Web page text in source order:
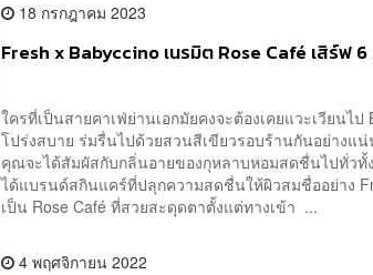
18 กรกฎาคม 2023
Fresh x Babyccino เนรมิต Rose Café เสิร์ฟ
ใครที่เป็นสายคาเฟ่ย่านเอกมัยคงจะต้องเคยแวะเวียนไป
โปร่งสบาย ร่มรื่นไปด้วยสวนสีเขียวรอบร้านกันอย่างแ
คุณจะได้สัมผัสกับกลิ่นอายของกุหลาบหอมสดชื่นไปทั่วทั้ง
ได้แบรนด์สกินแคร์ที่ปลุกความสดชื่นให้ผิวสมชื่ออย่าง
เป็น Rose Café ที่สวยสะดุดตาตั้งแต่ทางเข้า ...
4 พฤศจิกายน 2022